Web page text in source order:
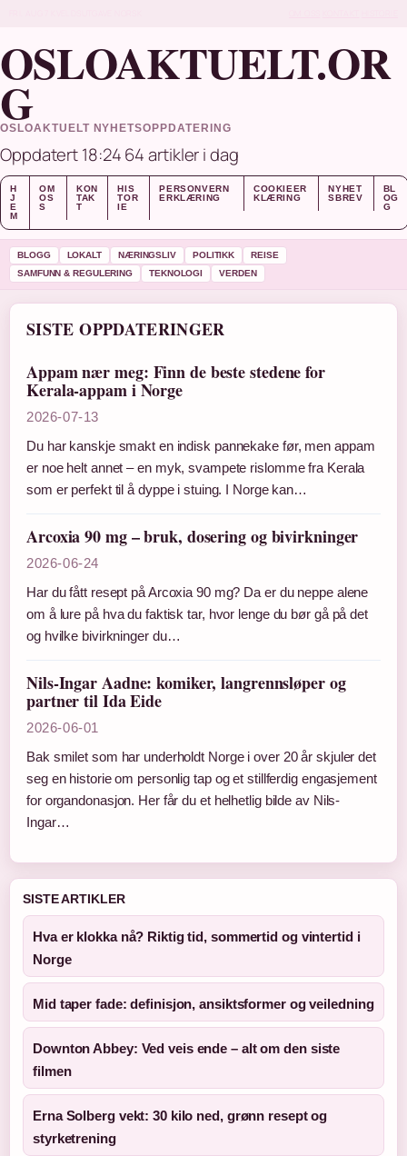
OSLOAKTUELT.OR
G
OSLOAKTUELT NYHETSOPPDATERING
Oppdatert 18:2464 artikler i dag
H
J
E
M
OM
OS
S
KON
TAK
T
HIS
TOR
IE
PERSONVERN
ERKLÆRING
COOKIEER
KLÆRING
NYHET
SBREV
BL
OG
G
BLOGG LOKALT NÆRINGSLIV POLITIKK
REISE
SAMFUNN & REGULERING
TEKNOLOGI VERDEN
SISTE OPPDATERINGER
Appam nær meg: Finn de beste stedene for
Kerala-appam i Norge
2026-07-13
Du har kanskje smakt en indisk pannekake før, men appam
er noe helt annet – en myk, svampete rislomme fra Kerala
som er perfekt til å dyppe i stuing. I Norge kan…
Arcoxia 90 mg – bruk, dosering og bivirkninger
2026-06-24
Har du fått resept på Arcoxia 90 mg? Da er du neppe alene
om å lure på hva du faktisk tar, hvor lenge du bør gå på det
og hvilke bivirkninger du…
Nils-Ingar Aadne: komiker, langrennsløper og
partner til Ida Eide
2026-06-01
Bak smilet som har underholdt Norge i over 20 år skjuler det
seg en historie om personlig tap og et stillferdig engasjement
for organdonasjon. Her får du et helhetlig bilde av Nils-
Ingar…
SISTE ARTIKLER
Hva er klokka nå? Riktig tid, sommertid og vintertid i
Norge
Mid taper fade: definisjon, ansiktsformer og veiledning
Downton Abbey: Ved veis ende – alt om den siste
filmen
Erna Solberg vekt: 30 kilo ned, grønn resept og
styrketrening